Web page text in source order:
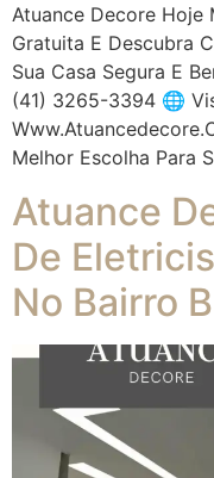
Atuance Decore Hoje
Gratuita E Descubra
Sua Casa Segura E
(41) 3265-3394 🌐
Melhor Escolha Para
Atuance
De
No Bairro